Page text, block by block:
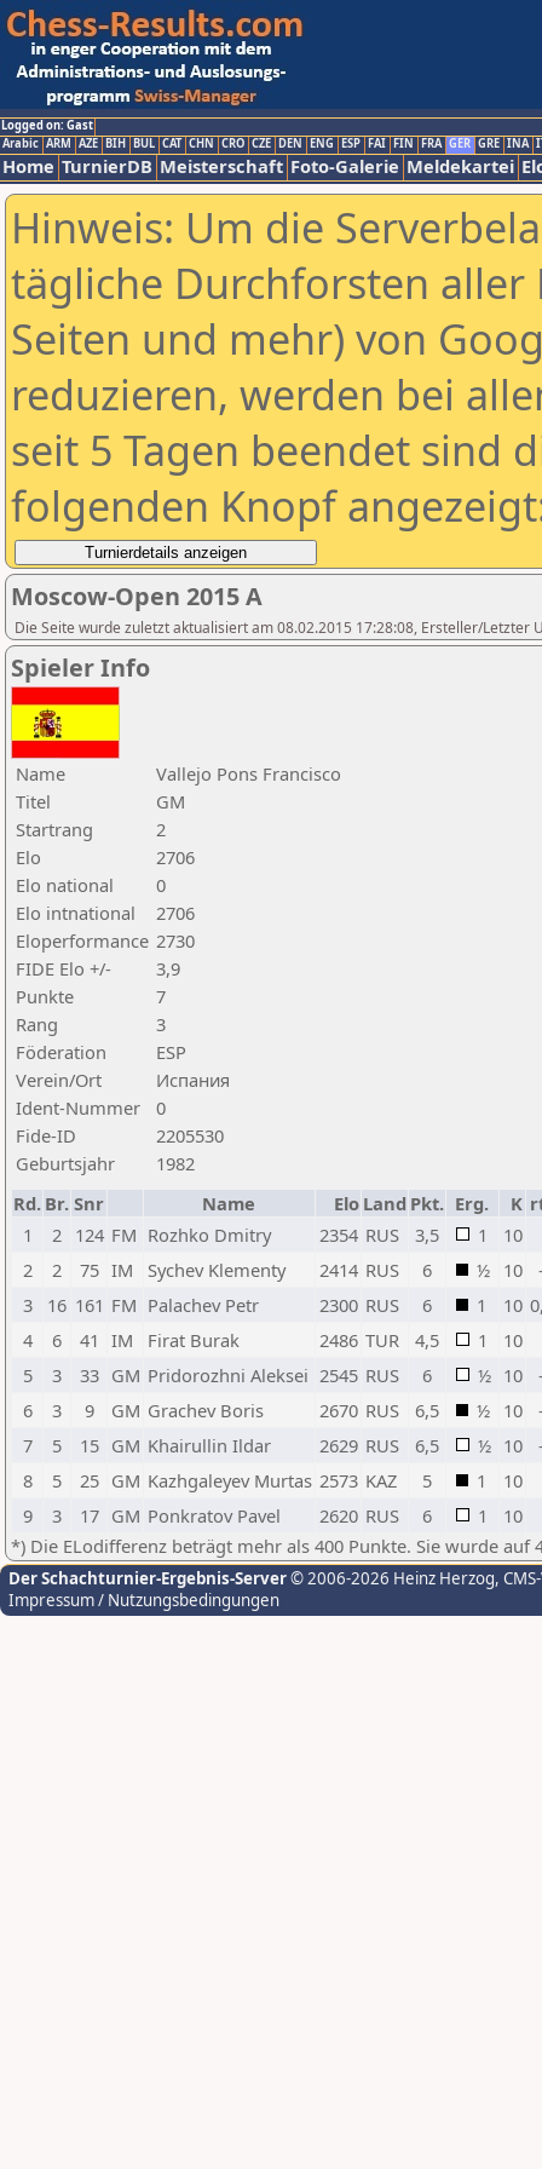
Logged on: Gast
Arabic ARM AZE BIH BUL CAT CHN CRO CZE DEN ENG ESP FAI FIN FRA GER GRE INA
Home TurnierDB Meisterschaft Foto-Galerie Meldekartei
Hinweis: Um die
tägliche Durchforsten aller
Seiten und mehr) von
reduzieren, werden bei
seit 5 Tagen beendet sind
folgenden Knopf
Moscow-Open 2015 A
Die Seite wurde zuletzt aktualisiert am 08.02.2015 17:28:08, Ersteller/Letzter
Spieler Info
Name
Vallejo Pons Francisco
Titel
GM
Startrang
2
Elo
2706
Elo national
0
Elo intnational
2706
Eloperformance 2730
FIDE Elo +/-
3,9
Punkte
7
Rang
3
Föderation
ESP
Verein/Ort
Испания
Ident-Nummer
0
Fide-ID
2205530
Geburtsjahr
1982
Rd. Br. Snr Name Elo Land Pkt. Erg. K
1
2 124 FM Rozhko Dmitry 2354 RUS 3,5 1
10
2
2 75 IM Sychev Klementy 2414 RUS 6 ½ 10
3
16 161 FM Palachev Petr 2300 RUS 6 1 10
4
6 41 IM Firat Burak 2486 TUR 4,5 1
10
5
3 33 GM Pridorozhni Aleksei 2545 RUS 6 ½ 10
6
3 9 GM Grachev Boris 2670 RUS 6,5 ½ 10
7
5 15 GM Khairullin Ildar 2629 RUS 6,5 ½ 10
8
5 25 GM Kazhgaleyev Murtas 2573 KAZ 5 1
10
9
3 17 GM Ponkratov Pavel 2620 RUS 6 1
10
*) Die ELodifferenz beträgt mehr als 400 Punkte. Sie wurde auf
Der Schachturnier-Ergebnis-Server© 2006-2026 Heinz Herzog,
Impressum / Nutzungsbedingungen